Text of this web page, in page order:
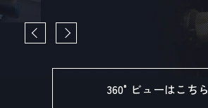
360°ビューはこちら